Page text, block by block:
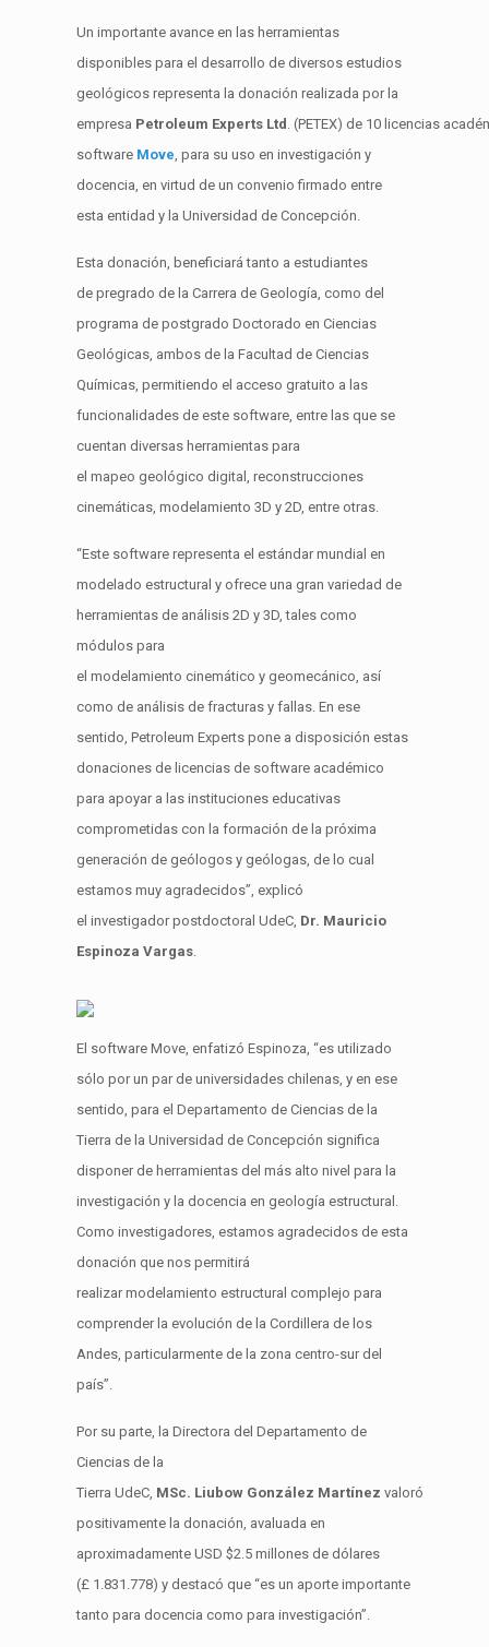
Un importante avance en las herramientas
disponibles para el desarrollo de diversos estudios
geológicos representa la donación realizada por la
empresa Petroleum Experts Ltd . (PETEX) de 10 licencias
software Move, para su uso en investigación y
docencia, en virtud de un convenio firmado entre
esta entidad y la Universidad de Concepción.
Esta donación, beneficiará tanto a estudiantes
de pregrado de la Carrera de Geología, como del
programa de postgrado Doctorado en Ciencias
Geológicas, ambos de la Facultad de Ciencias
Químicas, permitiendo el acceso gratuito a las
funcionalidades de este software, entre las que se
cuentan diversas herramientas para
el mapeo geológico digital, reconstrucciones
cinemáticas, modelamiento 3D y 2D, entre otras.
“Este software representa el estándar mundial en
modelado estructural y ofrece una gran variedad de
herramientas de análisis 2D y 3D, tales como
módulos para
el modelamiento cinemático y geomecánico, así
como de análisis de fracturas y fallas. En ese
sentido, Petroleum Experts pone a disposición estas
donaciones de licencias de software académico
para apoyar a las instituciones educativas
comprometidas con la formación de la próxima
generación de geólogos y geólogas, de lo cual
estamos muy agradecidos”, explicó
el investigador postdoctoral UdeC, Dr. Mauricio
Espinoza Vargas.
El software Move, enfatizó Espinoza, “es utilizado
sólo por un par de universidades chilenas, y en ese
sentido, para el Departamento de Ciencias de la
Tierra de la Universidad de Concepción significa
disponer de herramientas del más alto nivel para la
investigación y la docencia en geología estructural.
Como investigadores, estamos agradecidos de esta
donación que nos permitirá
realizar modelamiento estructural complejo para
comprender la evolución de la Cordillera de los
Andes, particularmente de la zona centro-sur del
país”.
Por su parte, la Directora del Departamento de
Ciencias de la
Tierra UdeC, MSc. Liubow González Martínez valoró
positivamente la donación, avaluada en
aproximadamente USD $2.5 millones de dólares
(£ 1.831.778) y destacó que “es un aporte importante
tanto para docencia como para investigación”.